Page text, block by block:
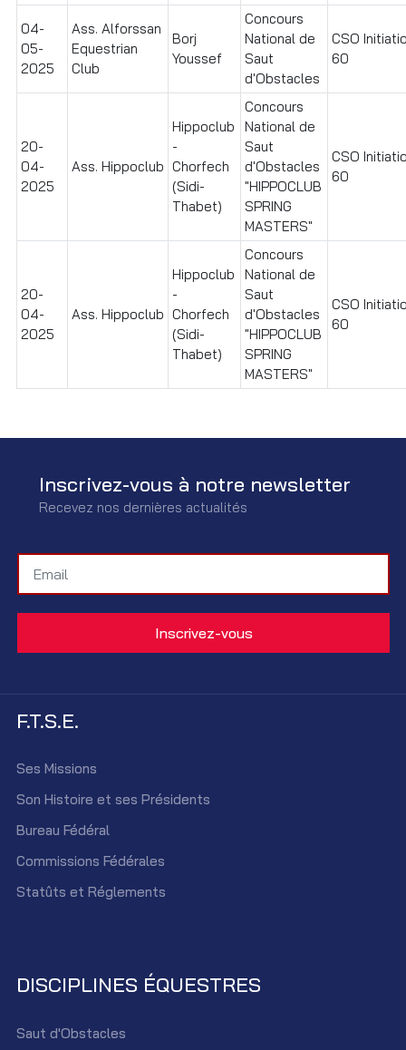
04-
05-
2025
Ass. Alforssan
Equestrian
Club
Borj
Youssef
Concours
National de
Saut
d'Obstacles
CSO
60
20-
04-
2025
Ass. Hippoclub
Hippoclub
-
Chorfech
(Sidi-
Thabet)
Concours
National de
Saut
d'Obstacles
"HIPPOCLUB
SPRING
MASTERS"
CSO
60
20-
04-
2025
Ass. Hippoclub
Hippoclub
-
Chorfech
(Sidi-
Thabet)
Concours
National de
Saut
d'Obstacles
"HIPPOCLUB
SPRING
MASTERS"
CSO
60
Inscrivez-vous à notre newsletter
Recevez nos dernières actualités
F.T.S.E.
Ses Missions
Son Histoire et ses Présidents
Bureau Fédéral
Commissions Fédérales
Statûts et Réglements
DISCIPLINES ÉQUESTRES
Saut d'Obstacles